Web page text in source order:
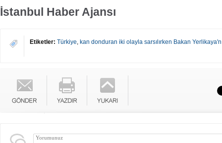
İstanbul Haber Ajansı
Etiketler: Türkiye, kan donduran iki olayla sarsılırken Bakan